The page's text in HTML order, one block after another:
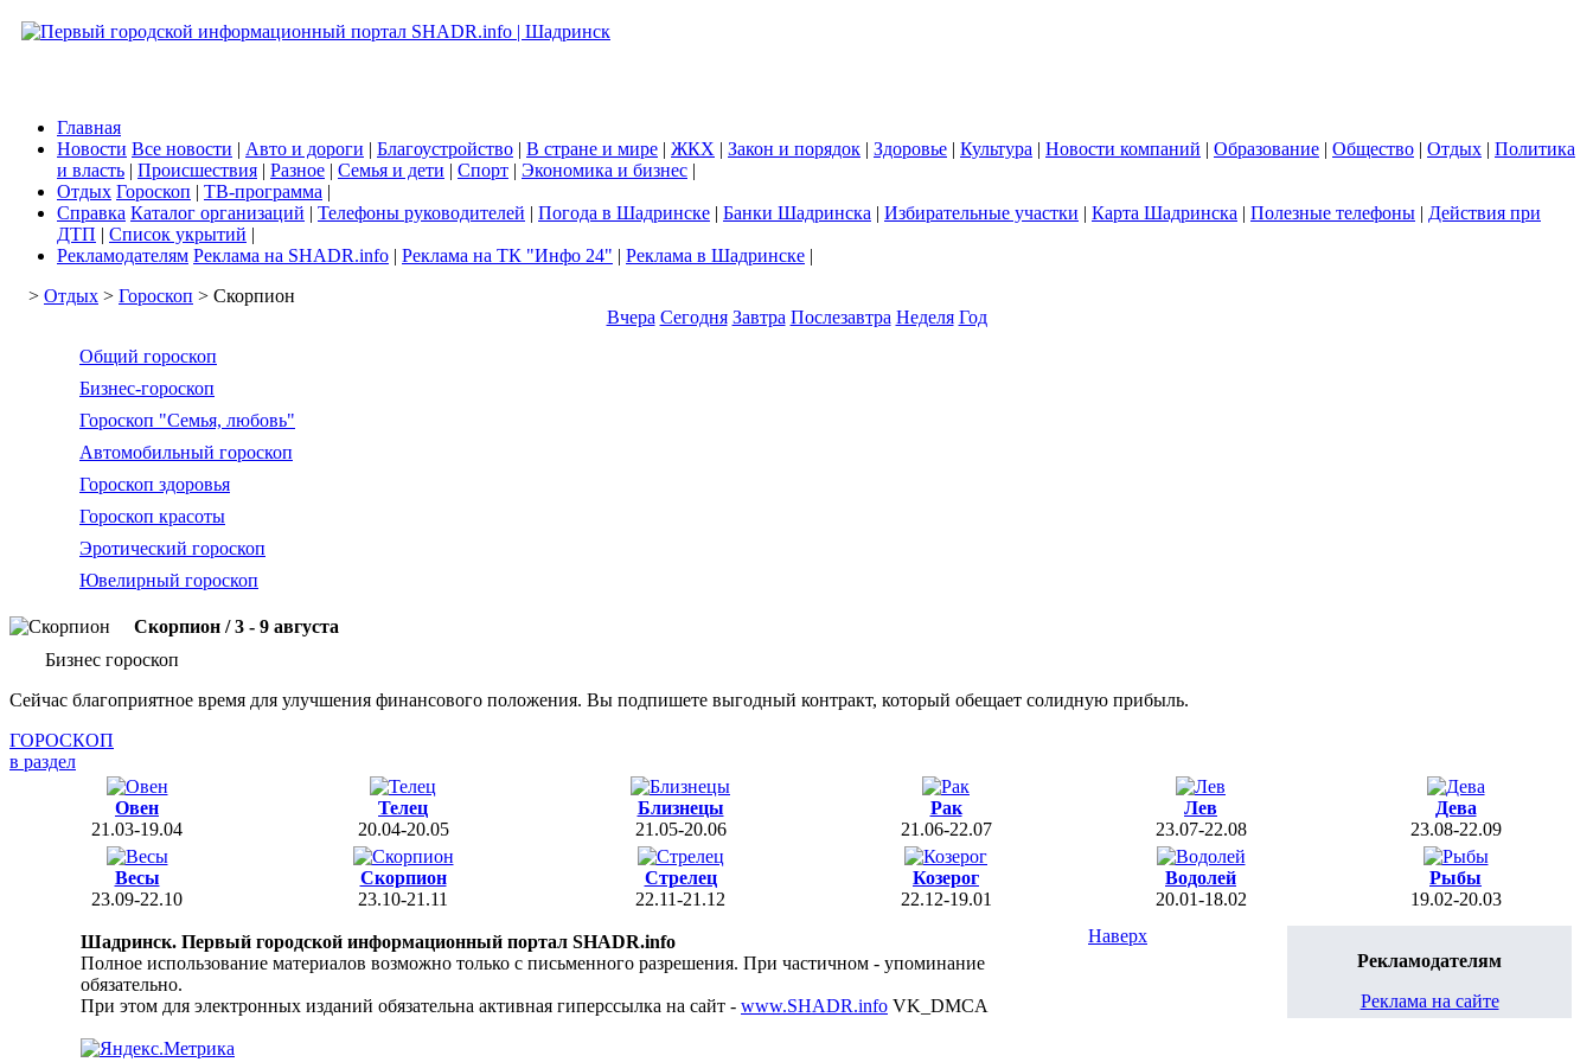
Главная
Новости Все новости | Авто и дороги | Благоустройство | В стране и мире | ЖКХ | Закон и порядок | Здоровье | Культура | Новости компаний | Образование | Общество | Отдых | Политика
и власть | Происшествия | Разное | Семья и дети | Спорт | Экономика и бизнес |
Отдых Гороскоп | ТВ-программа |
Справка Каталог организаций | Телефоны руководителей | Погода в Шадринске | Банки Шадринска | Избирательные участки | Карта Шадринска | Полезные телефоны | Действия при
ДТП | Список укрытий |
Рекламодателям Реклама на SHADR.info | Реклама на ТК "Инфо 24" | Реклама в Шадринске |
> Отдых > Гороскоп > Скорпион
Вчера Сегодня Завтра Послезавтра Неделя Год
Общий гороскоп
Бизнес-гороскоп
Гороскоп "Семья, любовь"
Автомобильный гороскоп
Гороскоп здоровья
Гороскоп красоты
Эротический гороскоп
Ювелирный гороскоп
Скорпион / 3 - 9 августа
Бизнес гороскоп
Сейчас благоприятное время для улучшения финансового положения. Вы подпишете выгодный контракт, который обещает солидную прибыль.
ГОРОСКОП
в раздел
Овен
21.03-19.04
Телец
20.04-20.05
Близнецы
21.05-20.06
Рак
21.06-22.07
Лев
23.07-22.08
Дева
23.08-22.09
Весы
23.09-22.10
Скорпион
23.10-21.11
Стрелец
22.11-21.12
Козерог
22.12-19.01
Водолей
20.01-18.02
Рыбы
19.02-20.03
Шадринск. Первый городской информационный портал SHADR.info
Полное использование материалов возможно только с письменного разрешения. При частичном - упоминание
обязательно.
При этом для электронных изданий обязательна активная гиперссылка на сайт - www.SHADR.info VK_DMCA
Рекламодателям
Реклама на сайте
Наверх